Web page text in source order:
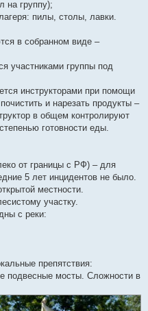
на группу);
пилы, столы, лавки.
в собранном виде –
участниками группы под
инструкторами при помощи
и нарезать продукты –
в общем контролируют
готовности еды.
от границы с РФ) – для
5 лет инцидентов не было.
местности.
участку.
с реки:
препятствия:
подвесные мосты. Сложности в